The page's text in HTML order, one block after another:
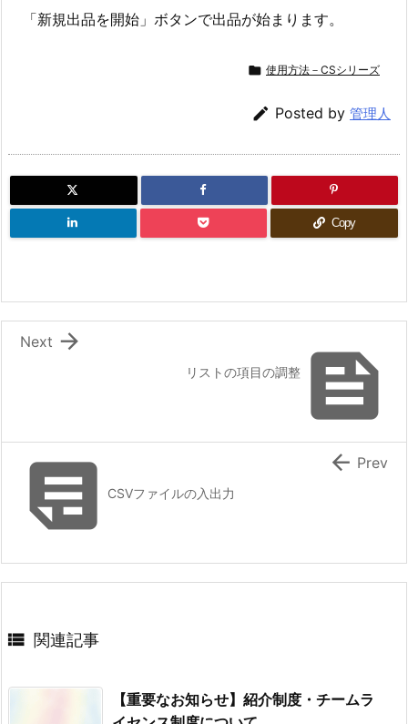
「新規出品を開始」ボタンで出品が始まります。
 使用方法－CSシリーズ
 Posted by 管理人
Copy

リストの項目の調整

Next
CSVファイルの入出力
 Prev
 関連記事
【重要なお知らせ】紹介制度・チームラ